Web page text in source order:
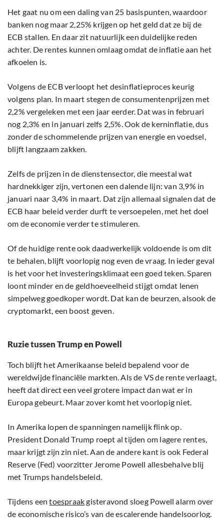
Het gaat nu om een daling van 25 basispunten, waardoor
banken nog maar 2,25% krijgen op het geld dat ze bij de
ECB stallen. En daar zit natuurlijk een duidelijke reden
achter. De rentes kunnen omlaag omdat de inflatie aan het
afkoelen is.
Volgens de ECB verloopt het desinflatieproces keurig
volgens plan. In maart stegen de consumentenprijzen met
2,2% vergeleken met een jaar eerder. Dat was in februari
nog 2,3% en in januari zelfs 2,5%. Ook de kerninflatie, dus
zonder de schommelende prijzen van energie en voedsel,
blijft langzaam zakken.
Zelfs de prijzen in de dienstensector, die meestal wat
hardnekkiger zijn, vertonen een dalende lijn: van 3,9% in
januari naar 3,4% in maart. Dat zijn allemaal signalen dat de
ECB haar beleid verder durft te versoepelen, met het doel
om de economie verder te stimuleren.
Of de huidige rente ook daadwerkelijk voldoende is om dit
te behalen, blijft voorlopig nog even de vraag. In ieder geval
is het voor het investeringsklimaat een goed teken. Sparen
loont minder en de geldhoeveelheid stijgt omdat lenen
simpelweg goedkoper wordt. Dat kan de beurzen, alsook de
cryptomarkt, een boost geven.
Ruzie tussen Trump en Powell
Toch blijft het Amerikaanse beleid bepalend voor de
wereldwijde financiële markten. Als de VS de rente verlaagt,
heeft dat direct een veel grotere impact dan wat er in
Europa gebeurt. Maar zover komt het voorlopig niet.
In Amerika lopen de spanningen namelijk flink op.
President Donald Trump roept al tijden om lagere rentes,
maar krijgt zijn zin niet. Aan de andere kant is ook Federal
Reserve (Fed) voorzitter Jerome Powell allesbehalve blij
met Trumps handelsbeleid.
Tijdens eentoespraakgisteravond sloeg Powell alarm over
de economische risico’s van de escalerende handelsoorlog.